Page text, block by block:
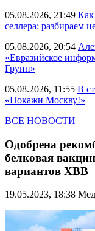
05.08.2026, 21:49 Как
селлера: разбираем
05.08.2026, 20:54
«Евразийское
Групп»
05.08.2026, 11:55 В
«Покажи Москву!»
ВСЕ НОВОСТИ
Одобрена
белковая
вариантов XBB
19.05.2023, 18:38